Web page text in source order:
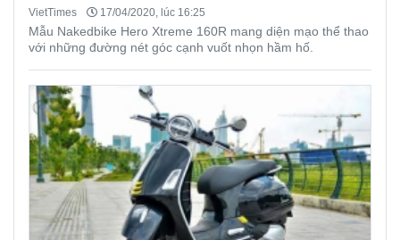
VietTimes 17/04/2020, lúc 16:25
Mẫu Nakedbike Hero Xtreme 160R mang diện mạo thể thao
với những đường nét góc cạnh vuốt nhọn hầm hố.